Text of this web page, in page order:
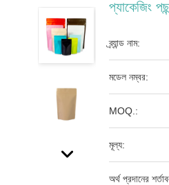
প্যাকেজিং
ব্র্যান্ড নাম:
মডেল নম্বর:
MOQ.:
মূল্য:
অর্থ প্রদানের